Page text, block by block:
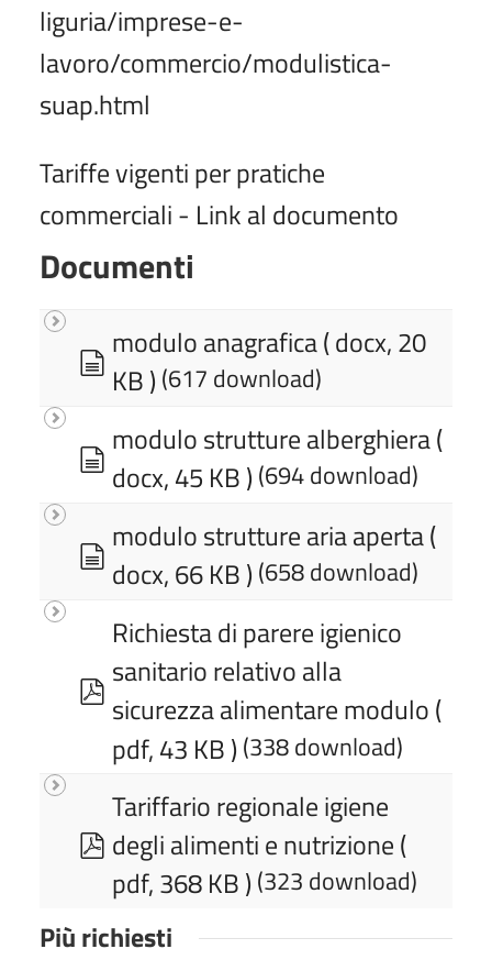
liguria/imprese-e-
lavoro/commercio/modulistica-
suap.html
Tariffe vigenti per pratiche
commerciali - Link al documento
Documenti
d
o
u
m
n
o
modulo anagrafica( docx, 20
KB ) (617 download)
d
o
u
m
e
n
o
modulo strutture alberghiera(
docx, 45 KB ) (694 download)
d
o
c
u
m
e
n
o
modulo strutture aria aperta(
docx, 66 KB ) (658 download)
p
d
Richiesta di parere igienico
sanitario relativo alla
sicurezza alimentare modulo(
pdf, 43 KB ) (338 download)
p
d
Tariffario regionale igiene
degli alimenti e nutrizione(
pdf, 368 KB ) (323 download)
Più richiesti